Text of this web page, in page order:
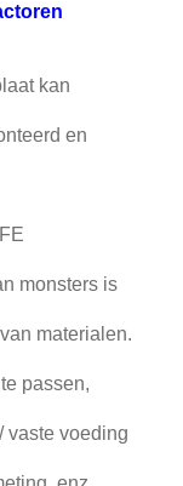
kan
en
monsters is
materialen.
passen,
vaste voeding